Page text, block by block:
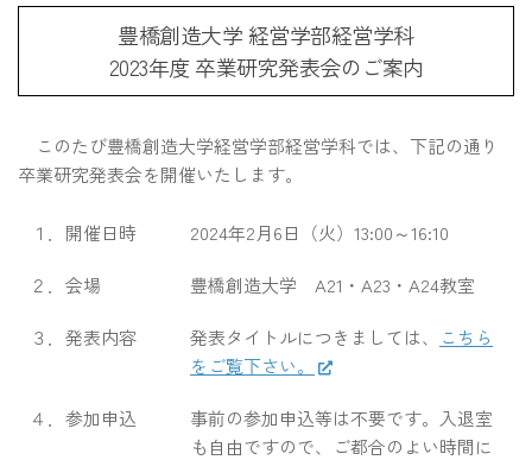
豊橋創造大学 経営学部経営学科
2023年度 卒業研究発表会のご案内
このたび豊橋創造大学経営学部経営学科では、下記の通り
卒業研究発表会を開催いたします。
１．開催日時 2024年2月6日（火）13:00～16:10
２．会場 豊橋創造大学 A21・A23・A24教室
３．発表内容 発表タイトルにつきましては、
こちら
をご覧下さい。
４．参加申込
事前の参加申込等は不要です。入退室
も自由ですので、ご都合のよい時間に